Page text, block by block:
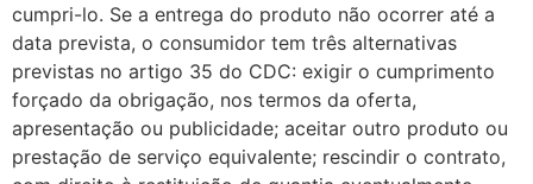
cumpri-lo. Se a entrega do produto não ocorrer até a
data prevista, o consumidor tem três alternativas
previstas no artigo 35 do CDC: exigir o cumprimento
forçado da obrigação, nos termos da oferta,
apresentação ou publicidade; aceitar outro produto ou
prestação de serviço equivalente; rescindir o contrato,